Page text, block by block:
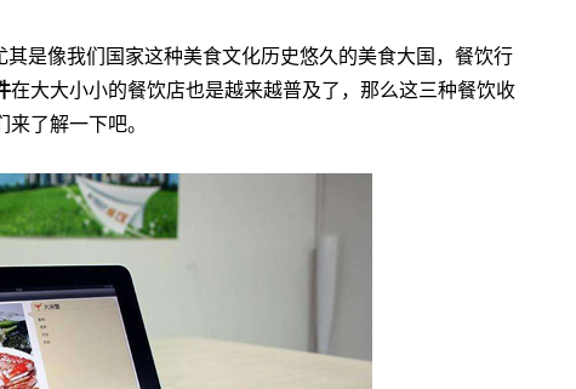
其是像我们国家这种美食文化历史悠久的美食大国，餐饮行
在大大小小的餐饮店也是越来越普及了，那么这三种餐饮收
了解一下吧。